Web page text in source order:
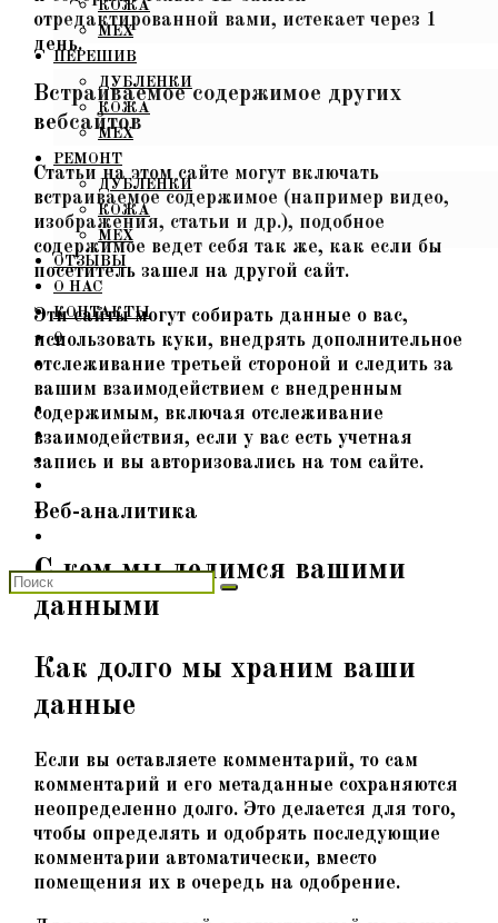
КОЖА
МЕХ
ПЕРЕШИВ
ДУБЛЕНКИ
КОЖА
МЕХ
РЕМОНТ
ДУБЛЕНКИ
КОЖА
МЕХ
ОТЗЫВЫ
О НАС
КОНТАКТЫ
0
отредактированной вами, истекает через 1
день.
Встраиваемое содержимое других
вебсайтов
Статьи на этом сайте могут включать
встраиваемое содержимое (например видео,
изображения, статьи и др.), подобное
содержимое ведет себя так же, как если бы
посетитель зашел на другой сайт.
Эти сайты могут собирать данные о вас,
использовать куки, внедрять дополнительное
отслеживание третьей стороной и следить за
вашим взаимодействием с внедренным
содержимым, включая отслеживание
взаимодействия, если у вас есть учетная
запись и вы авторизовались на том сайте.
Веб-аналитика
С кем мы делимся вашими
данными
Как долго мы храним ваши
данные
Если вы оставляете комментарий, то сам
комментарий и его метаданные сохраняются
неопределенно долго. Это делается для того,
чтобы определять и одобрять последующие
комментарии автоматически, вместо
помещения их в очередь на одобрение.